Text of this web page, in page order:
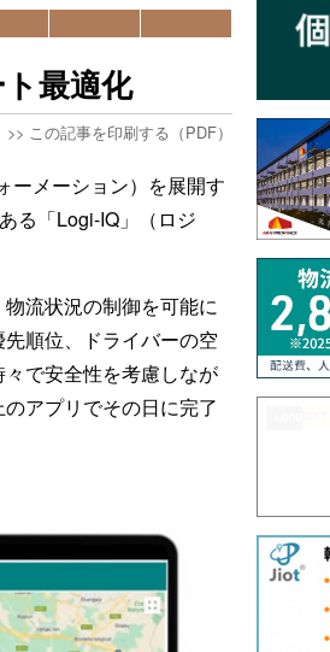
最適化
>> この記事を印刷する（PDF）
ーメーション）を展開す
る「Logi-IQ」（ロジ
流状況の制御を可能に
順位、ドライバーの空
で安全性を考慮しなが
アプリでその日に完了